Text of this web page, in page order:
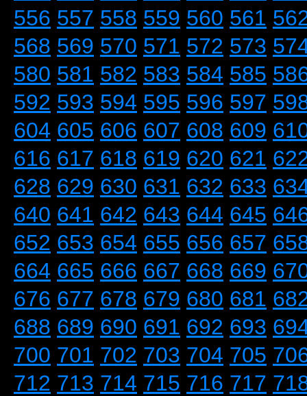
556 557 558 559 560 561
568 569 570 571 572 573
580 581 582 583 584 585
592 593 594 595 596 597
604 605 606 607 608 609
616 617 618 619 620 621
628 629 630 631 632 633
640 641 642 643 644 645
652 653 654 655 656 657
664 665 666 667 668 669
676 677 678 679 680 681
688 689 690 691 692 693
700 701 702 703 704 705
712 713 714 715 716 717